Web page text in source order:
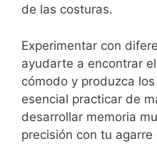
de las costuras.
Experimentar con
ayudarte a encontrar
cómodo y produzca
esencial practicar de
desarrollar memoria
precisión con tu agarre